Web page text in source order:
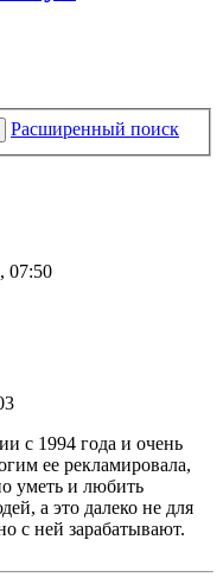
Расширенный поиск
07:50
с 1994 года и очень
ее рекламировала,
уметь и любить
а это далеко не для
с ней зарабатывают.